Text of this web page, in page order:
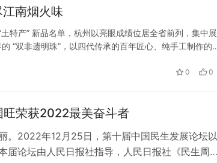
南烟火味
特产” 新品名单，杭州以亮眼成绩位居全省前列，集中
“双非遗明珠”，以四代传承的百年匠心、纯手工制作的
0 0
荣获2022最美奋斗者
。2022年12月25日，第十届中国民生发展论坛以
届论坛由人民日报社指导，人民日报社《民生周